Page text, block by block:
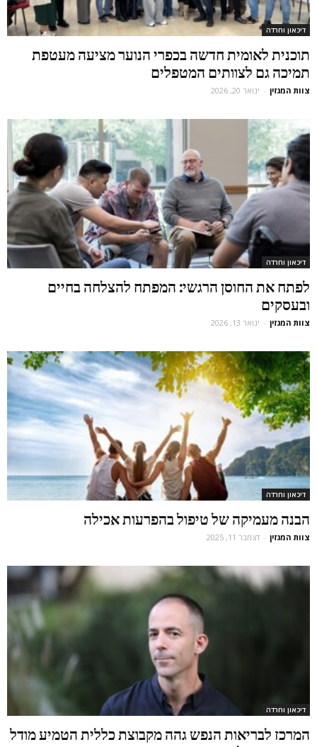
דיכאון וחרדה
תוכנית לאומית חדשה בכפרי הנוער מציעה מעטפת
תמיכה גם לצוותים המטפלים
צוות המגזין - ינואר 20, 2026
דיכאון וחרדה
לפתח את החוסן הרגשי: המפתח להצלחה בחיים
ובעסקים
צוות המגזין - ינואר 13, 2026
דיכאון וחרדה
הבנה מעמיקה של טיפול בהפרעות אכילה
צוות המגזין - דצמבר 11, 2025
דיכאון וחרדה
המרכז לבריאות הנפש גהה מקבוצת כללית הטמיע מודל